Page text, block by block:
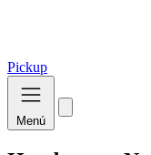
Pickup
Menú